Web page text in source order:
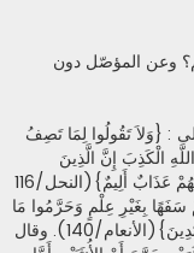
وعن المؤصّل دون
: {وَلاَ تَقُولُوا لِمَا تَصِفُ
الْكَذِبَ إِنَّ الَّذِينَ
يَفْتَرُونَ عَلَى اللَّهِ الْكَذِبَ لاَ يُفْلِحُونَ * مَتَاعٌ قَلِيلٌ وَلَهُمْ عَذَابٌ أَلِيمٌ}(النحل/116
سَفَهًا بِغَيْرِ عِلْمٍ وَحَرَّمُوا مَا
رَزَقَهُمْ اللَّهُ افْتِرَاءً عَلَى اللَّهِ قَدْ ضَلُّوا وَمَا كَانُوا مُهْتَدِينَ}(الأنعام/140). وقال